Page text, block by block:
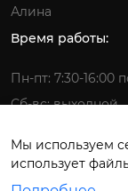
Алина
Время работы:
Пн-пт: 7:30-16:00
Сб-вс: выходной
Фабрика детской
Мы используем
использует